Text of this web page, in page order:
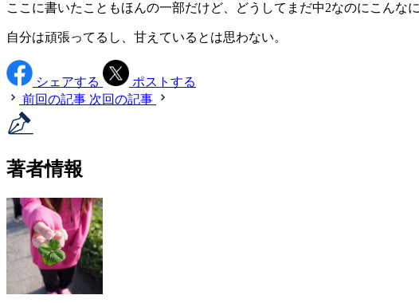
ここに書いたこともほんの一部だけど、どうしてまだ中2なのにこんな
自分は頑張ってるし、甘えているとは思わない。
シェアする
ポストする
前回の記事 次回の記事
著者情報